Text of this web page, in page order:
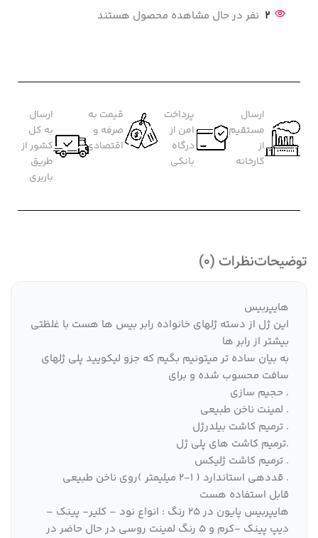
2 نفر در حال مشاهده محصول هستند
ارسال
مستقیم
از
کارخانه
پرداخت
امن از
درگاه
بانکی
قیمت به
صرفه و
اقتصادی
ارسال
به کل
کشور از
طریق
باربری
توضیحاتنظرات (0)
هایپربیس
این ژل از دسته ژلهای خانواده رابر بیس ها هست با غلظتی
بیشتر از رابر ها
به بیان ساده تر میتونیم بگیم که جزو لیکویید پلی ژلهای
سافت محسوب شده و برای
. حجیم سازی
. لمینت ناخن طبیعی
. ترمیم کاشت بیلدرژل
.ترمیم کاشت های پلی ژل
. ترمیم کاشت ژلیکس
. قددهی استاندارد ( 1-2 میلیمتر )‌روی ناخن طبیعی
قابل استفاده هست
هایپربیس پایون در 25 رنگ : انواع نود – کلیر- پینک –
دیپ پینک -کرم و 5 رنگ لمینت روسی در حال حاضر در